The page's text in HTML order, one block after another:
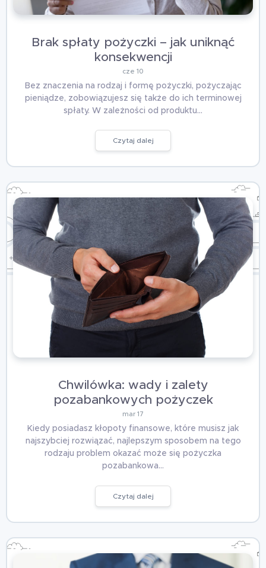
Brak spłaty pożyczki – jak uniknąć
konsekwencji
cze 10
Bez znaczenia na rodzaj i formę pożyczki, pożyczając
pieniądze, zobowiązujesz się także do ich terminowej
spłaty. W zależności od produktu…
Czytaj dalej
Chwilówka: wady i zalety
pozabankowych pożyczek
mar 17
Kiedy posiadasz kłopoty finansowe, które musisz jak
najszybciej rozwiązać, najlepszym sposobem na tego
rodzaju problem okazać może się pożyczka
pozabankowa…
Czytaj dalej